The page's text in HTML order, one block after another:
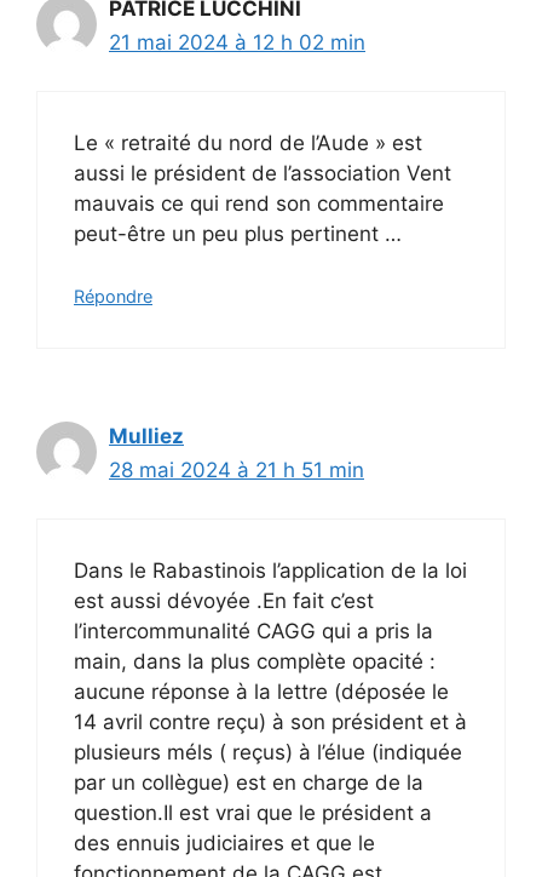
PATRICE LUCCHINI
21 mai 2024 à 12 h 02 min
Le « retraité du nord de l’Aude » est
aussi le président de l’association Vent
mauvais ce qui rend son commentaire
peut-être un peu plus pertinent …
Répondre
Mulliez
28 mai 2024 à 21 h 51 min
Dans le Rabastinois l’application de la loi
est aussi dévoyée .En fait c’est
l’intercommunalité CAGG qui a pris la
main, dans la plus complète opacité :
aucune réponse à la lettre (déposée le
14 avril contre reçu) à son président et à
plusieurs méls ( reçus) à l’élue (indiquée
par un collègue) est en charge de la
question.Il est vrai que le président a
des ennuis judiciaires et que le